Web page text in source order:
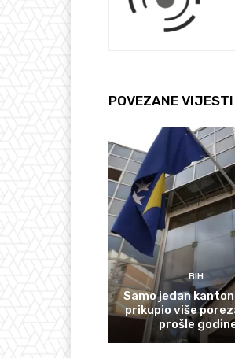
POVEZANE VIJESTI
BIH
Samo jedan kanton
prikupio više
prošle